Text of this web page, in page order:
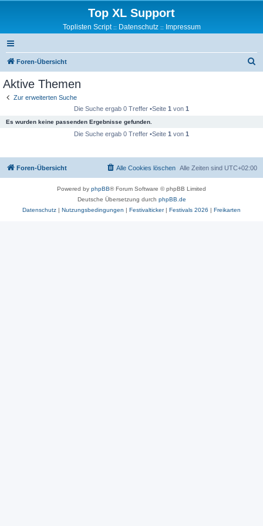
Top XL Support
Toplisten Script:: Datenschutz:: Impressum
Foren-Übersicht
Aktive Themen
Zur erweiterten Suche
Die Suche ergab 0 Treffer •Seite 1 von 1
Es wurden keine passenden Ergebnisse gefunden.
Die Suche ergab 0 Treffer •Seite 1 von 1
Foren-Übersicht Alle Zeiten sind UTC+02:00
Alle Cookies löschen
Powered by phpBB® Forum Software © phpBB Limited
Deutsche Übersetzung durch phpBB.de
Datenschutz | Nutzungsbedingungen | Festivalticker| Festivals 2026 | Freikarten